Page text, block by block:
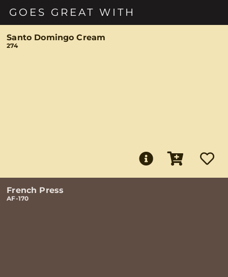
GOES GREAT WITH
Santo Domingo Cream
274
French Press
AF-170